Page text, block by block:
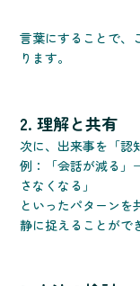
言葉にすることで、
ります。
2. 理解と共有
次に、出来事を「認
例：「会話が減る
さなくなる」
といったパターンを
静に捉えることがで